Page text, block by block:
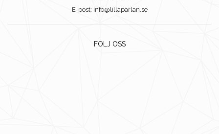
E-post: info@lillaparlan.se
FÖLJ OSS